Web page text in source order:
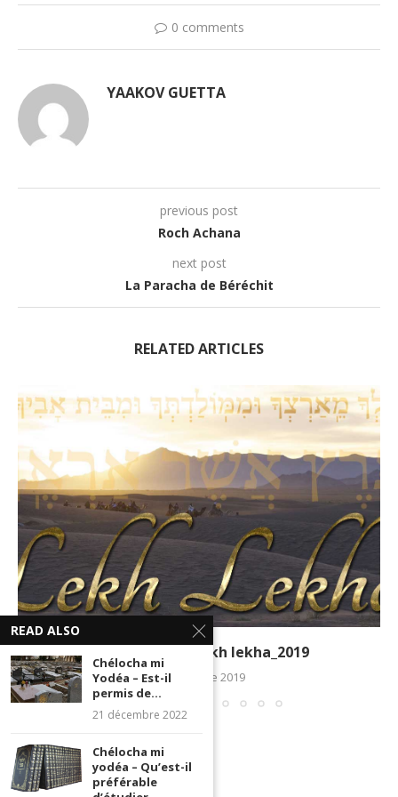
0 comments
YAAKOV GUETTA
previous post
Roch Achana
next post
La Paracha de Béréchit
RELATED ARTICLES
La Paracha de Lekh lekha_2019
5 novembre 2019
READ ALSO
Chélocha mi
Yodéa – Est-il
permis de...
21 décembre 2022
Chélocha mi
yodéa – Qu’est-il
préférable